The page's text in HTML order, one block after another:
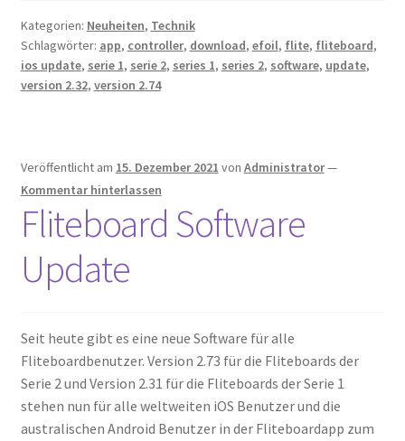
Kategorien: Neuheiten, Technik
Schlagwörter: app, controller, download, efoil, flite, fliteboard,
ios update, serie 1, serie 2, series 1, series 2, software, update,
version 2.32, version 2.74
Veröffentlicht am 15. Dezember 2021 von Administrator—
Kommentar hinterlassen
Fliteboard Software
Update
Seit heute gibt es eine neue Software für alle
Fliteboardbenutzer. Version 2.73 für die Fliteboards der
Serie 2 und Version 2.31 für die Fliteboards der Serie 1
stehen nun für alle weltweiten iOS Benutzer und die
australischen Android Benutzer in der Fliteboardapp zum